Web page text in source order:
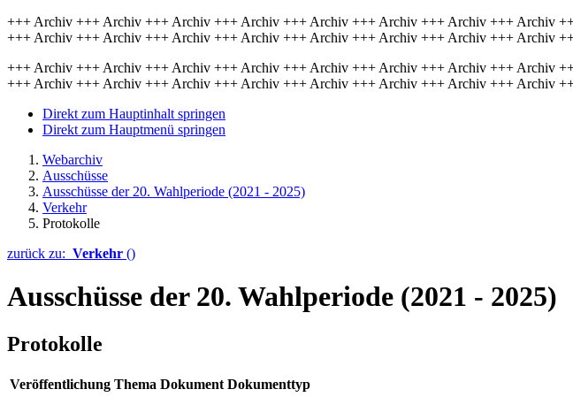
+++ Archiv +++ Archiv +++ Archiv +++ Archiv +++ Archiv +++ Archiv +++ Archiv +++ Archiv
+++ Archiv +++ Archiv +++ Archiv +++ Archiv +++ Archiv +++ Archiv +++ Archiv +++ Archiv
+++ Archiv +++ Archiv +++ Archiv +++ Archiv +++ Archiv +++ Archiv +++ Archiv +++ Archiv
+++ Archiv +++ Archiv +++ Archiv +++ Archiv +++ Archiv +++ Archiv +++ Archiv +++ Archiv
Direkt zum Hauptinhalt springen
Direkt zum Hauptmenü springen
Webarchiv
Ausschüsse
Ausschüsse der 20. Wahlperiode (2021 - 2025)
Verkehr
Protokolle
zurück zu: Verkehr ()
Ausschüsse der 20. Wahlperiode (2021 - 2025)
Protokolle
Veröffentlichung Thema Dokument Dokumenttyp